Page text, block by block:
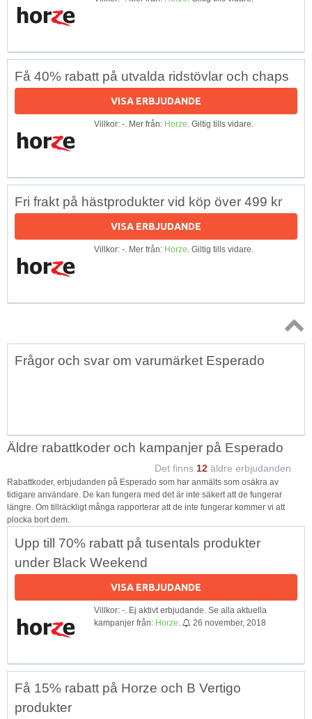
Få 40% rabatt på utvalda ridstövlar och chaps
VISA ERBJUDANDE
Villkor: -. Mer från: Horze. Giltig tills vidare.
Fri frakt på hästprodukter vid köp över 499 kr
VISA ERBJUDANDE
Villkor: -. Mer från: Horze. Giltig tills vidare.
Topp
Frågor och svar om varumärket Esperado
Äldre rabattkoder och kampanjer på Esperado
Det finns 12 äldre erbjudanden
Rabattkoder, erbjudanden på Esperado som har anmälts som osäkra av
tidigare användare. De kan fungera med det är inte säkert att de fungerar
längre. Om tillräckligt många rapporterar att de inte fungerar kommer vi att
plocka bort dem.
Upp till 70% rabatt på tusentals produkter
under Black Weekend
VISA ERBJUDANDE
Villkor: -. Ej aktivt erbjudande. Se alla aktuella
kampanjer från: Horze 26 november, 2018
Få 15% rabatt på Horze och B Vertigo
produkter